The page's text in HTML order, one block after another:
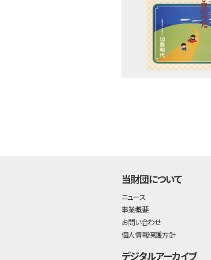
当財団について
ニュース
事業概要
お問い合わせ
個人情報保護方針
デジタルアーカイブ